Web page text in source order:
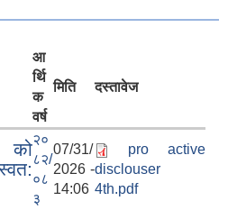
आ
र्थि
क
वर्ष
मिति दस्तावेज
को२०
८२/
०८
३
07/31/
2026 -
14:06
pro active
disclouser
4th.pdf